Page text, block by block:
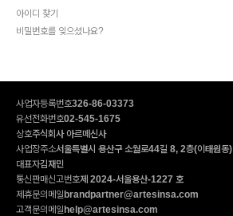
아이디 찾기
비밀번호를 잊으셨나요?
사업자등록번호326-86-03373
유선전화번호02-545-1675
상호주식회사 아르떼신사
사업장주소서울특별시 용산구 소월로44길 8, 2층(이태원동)
대표자김재민
통신판매신고번호제 2024-서울용산-1227 호
제휴문의메일 brandpartner@artesinsa.com
고객문의메일 help@artesinsa.com